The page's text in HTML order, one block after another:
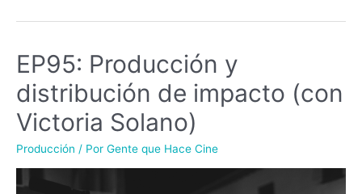
EP95: Producción y
distribución de impacto (con
Victoria Solano)
Producción / Por Gente que Hace Cine